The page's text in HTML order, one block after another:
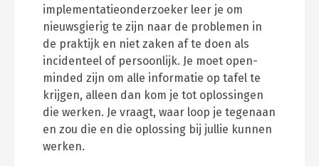
implementatieonderzoeker leer je om
nieuwsgierig te zijn naar de problemen in
de praktijk en niet zaken af te doen als
incidenteel of persoonlijk. Je moet open-
minded zijn om alle informatie op tafel te
krijgen, alleen dan kom je tot oplossingen
die werken. Je vraagt, waar loop je tegenaan
en zou die en die oplossing bij jullie kunnen
werken.